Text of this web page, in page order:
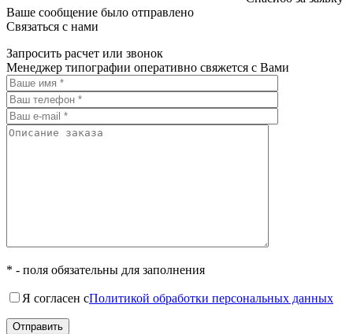
Ваше сообщение было отправлено
Связаться с нами
Запросить расчет или звонок
Менеджер типографии оперативно свяжется с Вами
* - поля обязательны для заполнения
Я согласен сПолитикой обработки персональных данных